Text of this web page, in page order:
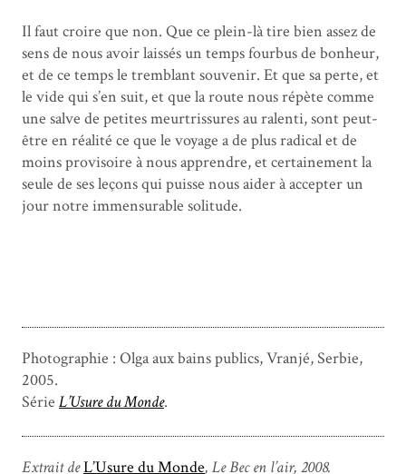
Il faut croire que non. Que ce plein-là tire bien assez de
sens de nous avoir laissés un temps fourbus de bonheur,
et de ce temps le tremblant souvenir. Et que sa perte, et
le vide qui s’en suit, et que la route nous répète comme
une salve de petites meurtrissures au ralenti, sont peut-
être en réalité ce que le voyage a de plus radical et de
moins provisoire à nous apprendre, et certainement la
seule de ses leçons qui puisse nous aider à accepter un
jour notre immensurable solitude.
Photographie : Olga aux bains publics, Vranjé, Serbie,
2005.
Série L’Usure du Monde.
Extrait deL’Usure du Monde, Le Bec en l’air, 2008.